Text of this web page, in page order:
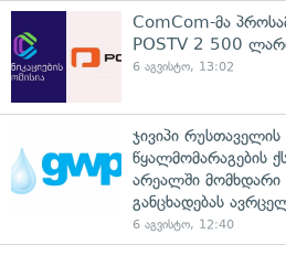
ComCom-მა
POSTV 2 500
6 აგვისტო, 13:02
ჯივიპი რუსთაველის
წყალმომარაგების
არეალში მომხდარი
განცხადებას
6 აგვისტო, 12:40